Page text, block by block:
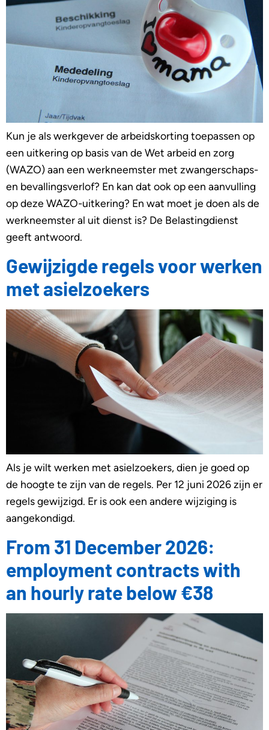
Kun je als werkgever de arbeidskorting toepassen op
een uitkering op basis van de Wet arbeid en zorg
(WAZO) aan een werkneemster met zwangerschaps-
en bevallingsverlof? En kan dat ook op een aanvulling
op deze WAZO-uitkering? En wat moet je doen als de
werkneemster al uit dienst is? De Belastingdienst
geeft antwoord.
Gewijzigde regels voor werken
met asielzoekers
Als je wilt werken met asielzoekers, dien je goed op
de hoogte te zijn van de regels. Per 12 juni 2026 zijn er
regels gewijzigd. Er is ook een andere wijziging is
aangekondigd.
From 31 December 2026:
employment contracts with
an hourly rate below €38